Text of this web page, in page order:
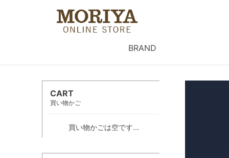
BRAND
CART
買い物かご
買い物かごは空です...